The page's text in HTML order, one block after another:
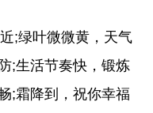
;绿叶微微黄，天气
;生活节奏快，锻炼
;霜降到，祝你幸福